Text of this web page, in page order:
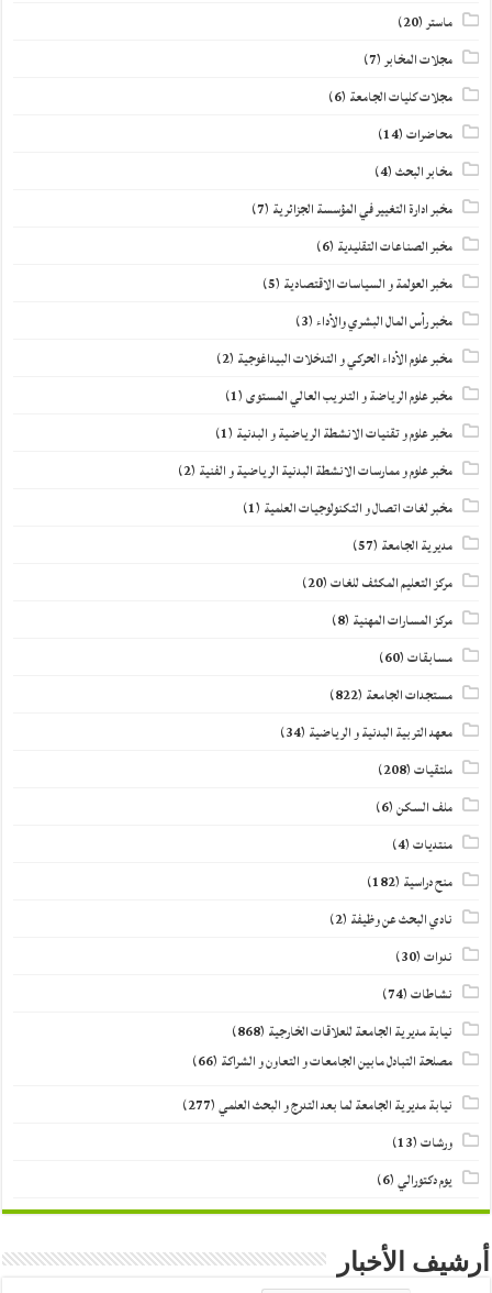
ماستر(20)
مجلات المخابر(7)
مجلات كليات الجامعة (6)
محاضرات(14)
مخابر البحث(4)
مخبر ادارة التغيير في المؤسسة الجزائرية (7)
مخبر الصناعات التقليدية (6)
مخبر العولمة و السياسات الاقتصادية (5)
مخبر رأس المال البشري والأداء(3)
مخبر علوم الأداء الحركي و التدخلات البيداغوجية (2)
مخبر علوم الرياضة و التدريب العالي المستوى(1)
مخبر علوم و تقنيات الانشطة الرياضية و البدنية (1)
مخبر علوم و ممارسات الانشطة البدنية الرياضية و الفنية (2)
مخبر لغات اتصال و التكنولوجيات العلمية (1)
مديرية الجامعة (57)
مركز التعليم المكثف للغات(20)
مركز المسارات المهنية (8)
مسابقات(60)
مستجدات الجامعة (822)
معهد التربية البدنية و الرياضية (34)
ملتقيات(208)
ملف السكن(6)
منتديات(4)
منح دراسية (182)
نادي البحث عن وظيفة (2)
ندوات(30)
نشاطات(74)
نيابة مديرية الجامعة للعلاقات الخارجية (868)
مصلحة التبادل مابين الجامعات و التعاون و الشراكة (66)
نيابة مديرية الجامعة لما بعد التدرج و البحث العلمي(277)
ورشات(13)
يوم دكتورالي(6)
أرشيف الأخبار